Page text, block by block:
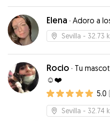
contar con su
Cuidadora muy
Elena · Adoro a
Sevilla - 32.73
Rocio · Tu
☺️❤️
5.0 (
Sevilla - 32.74